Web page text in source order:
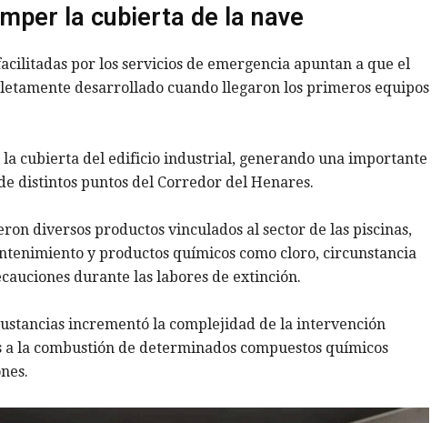
la cubierta de la nave
por los servicios de emergencia apuntan a que el
desarrollado cuando llegaron los primeros equipos
cubierta del edificio industrial, generando una importante
distintos puntos del Corredor del Henares.
diversos productos vinculados al sector de las piscinas,
y productos químicos como cloro, circunstancia
durante las labores de extinción.
incrementó la complejidad de la intervención
a la combustión de determinados compuestos químicos